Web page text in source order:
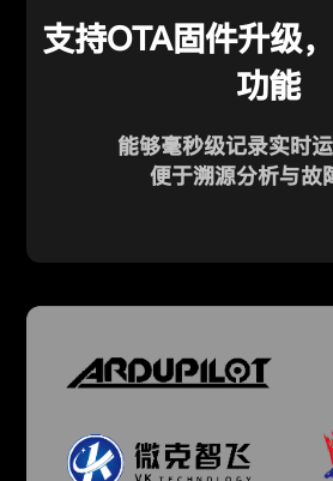
支持OTA固件升级
功能
能够毫秒级记录实时运
便于溯源分析与故